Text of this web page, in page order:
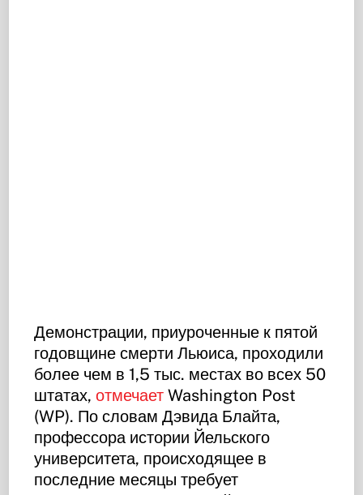
Демонстрации, приуроченные к пятой
годовщине смерти Льюиса, проходили
более чем в 1,5 тыс. местах во всех 50
штатах,отмечает Washington Post
(WP). По словам Дэвида Блайта,
профессора истории Йельского
университета, происходящее в
последние месяцы требует